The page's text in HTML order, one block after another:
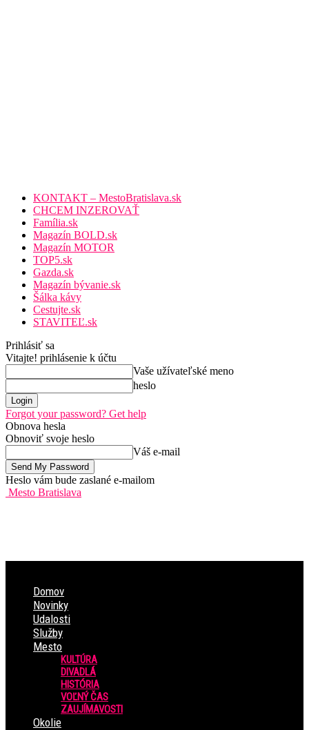
KONTAKT – MestoBratislava.sk
CHCEM INZEROVAŤ
Família.sk
Magazín BOLD.sk
Magazín MOTOR
TOP5.sk
Gazda.sk
Magazín bývanie.sk
Šálka kávy
Cestujte.sk
STAVITEĽ.sk
Prihlásiť sa
Vitajte! prihlásenie k účtu
Vaše užívateľské meno
heslo
Forgot your password? Get help
Obnova hesla
Obnoviť svoje heslo
Váš e-mail
Heslo vám bude zaslané e-mailom
Mesto Bratislava
Domov
Novinky
Udalosti
Služby
Mesto
KULTÚRA
DIVADLÁ
HISTÓRIA
VOĽNÝ ČAS
ZAUJÍMAVOSTI
Okolie